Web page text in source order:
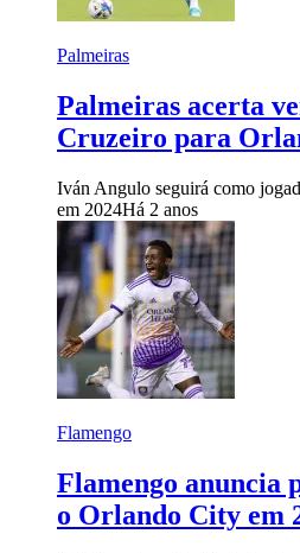
Palmeiras
Palmeiras acerta
Cruzeiro para
Iván Angulo seguirá como
em 2024Há 2 anos
Flamengo
Flamengo anuncia
o Orlando City em